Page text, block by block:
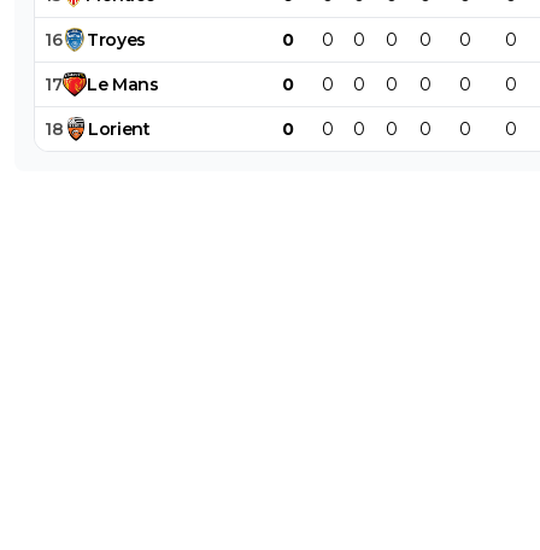
16 Troyes 0 0 0 0 0 0 0
17 Le Mans 0 0 0 0 0 0 0
18 Lorient 0 0 0 0 0 0 0